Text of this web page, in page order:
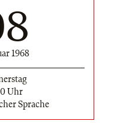
1968
Uhr
Sprache